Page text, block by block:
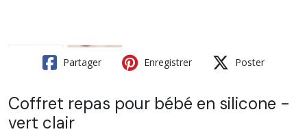
Partager Enregistrer Poster
Coffret repas pour bébé en silicone -
vert clair